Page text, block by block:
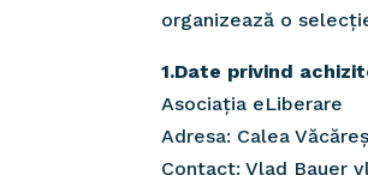
organizează o
1.Date privind
Asociația eLiberare
Adresa: Calea
Contact: Vlad Bauer